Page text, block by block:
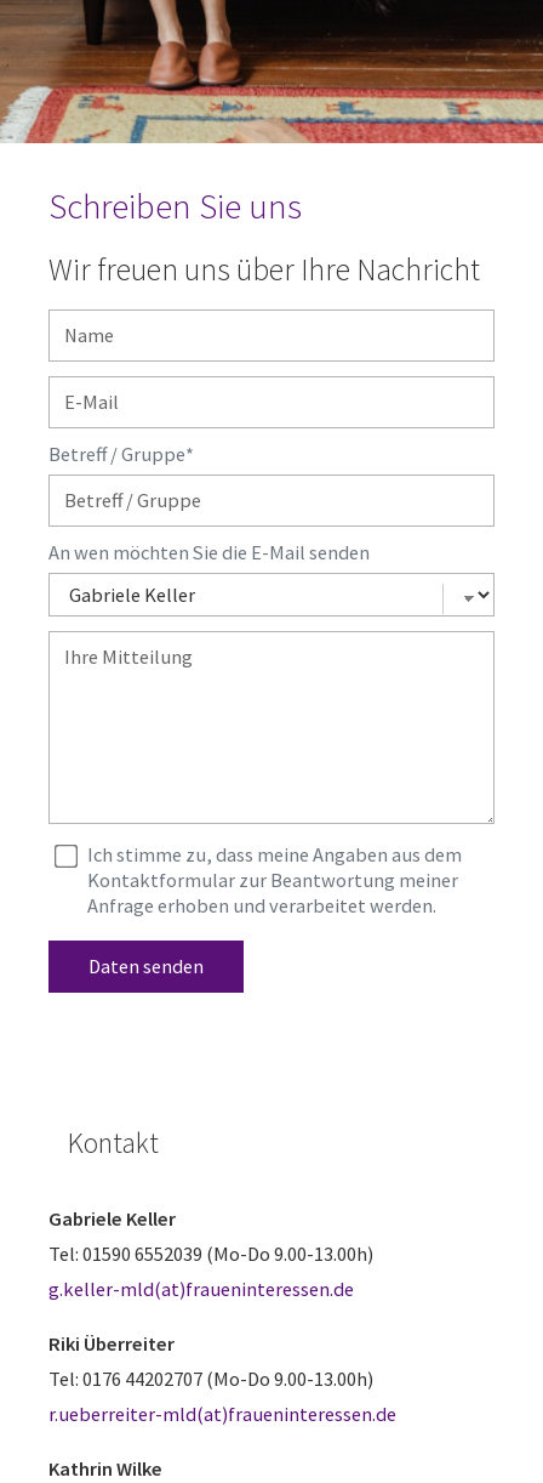
Schreiben Sie uns
Wir freuen uns über Ihre Nachricht
Betreff / Gruppe*
An wen möchten Sie die E-Mail senden
Ich stimme zu, dass meine Angaben aus dem
Kontaktformular zur Beantwortung meiner
Anfrage erhoben und verarbeitet werden.
Kontakt
Gabriele Keller
Tel: 01590 6552039 (Mo-Do 9.00-13.00h)
g.keller-mld(at)fraueninteressen.de
Riki Überreiter
Tel: 0176 44202707 (Mo-Do 9.00-13.00h)
r.ueberreiter-mld(at)fraueninteressen.de
Kathrin Wilke